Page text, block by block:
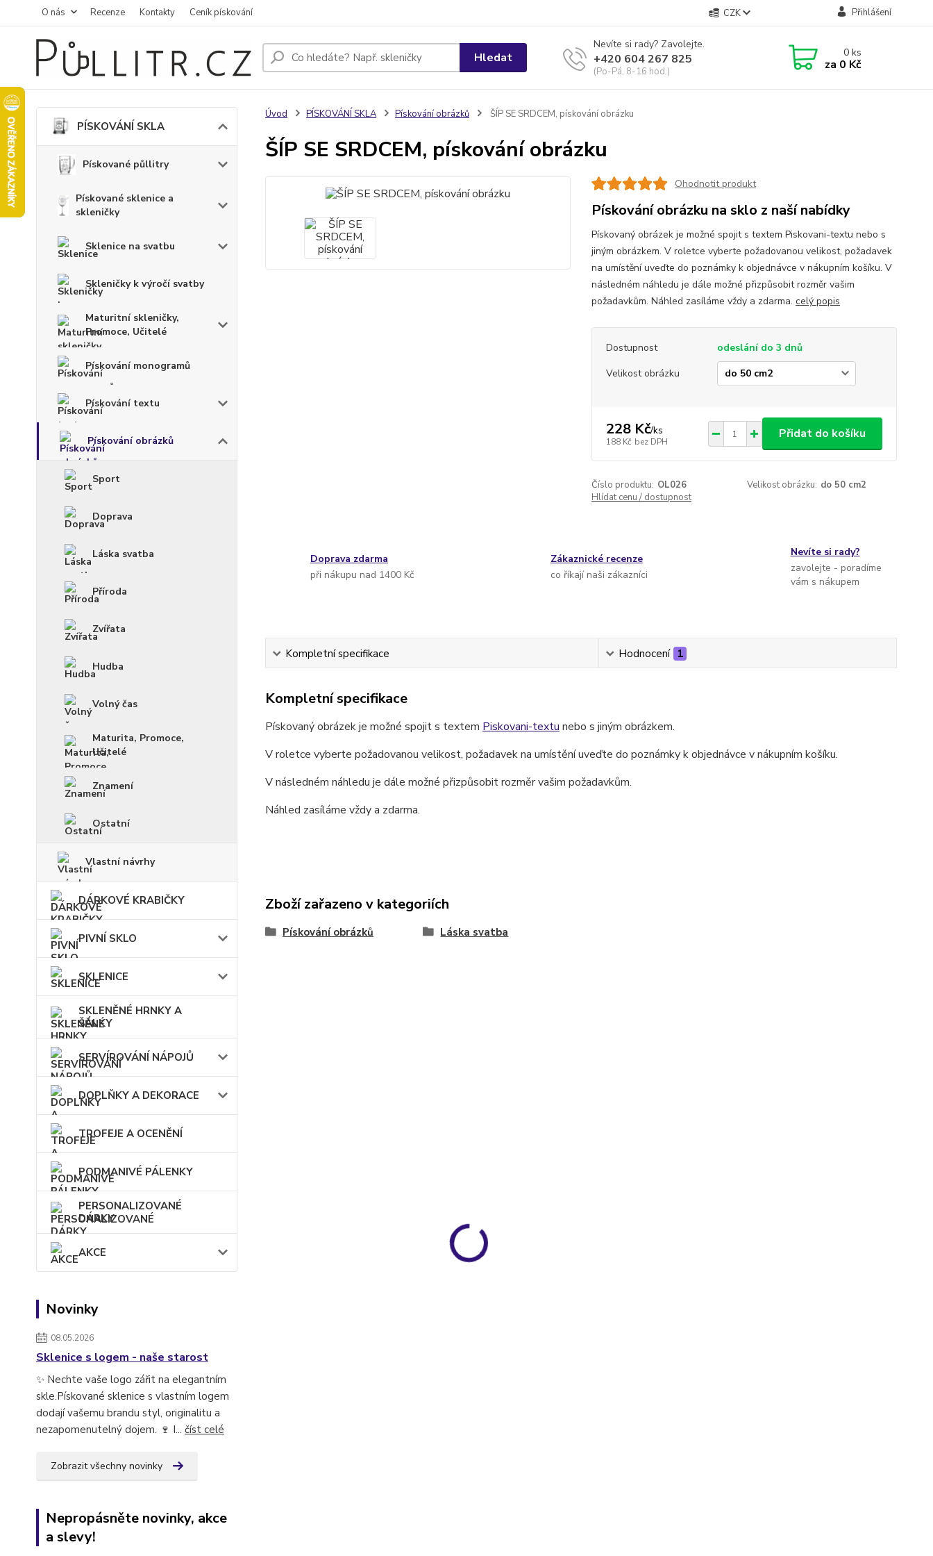
O nás Recenze Kontakty Ceník pískování CZK Přihlášení
Hledat
Nevíte si rady? Zavolejte.
+420 604 267 825
(Po-Pá, 8-16 hod.)
0ks
za 0 Kč
PÍSKOVÁNÍ SKLA
Pískované půllitry
Pískované sklenice a
skleničky
Sklenice na svatbu
Skleničky k výročí svatby
Maturitní skleničky,
Promoce, Učitelé
Pískování monogramů
Pískování textu
Pískování obrázků
Sport
Doprava
Láska svatba
Příroda
Zvířata
Hudba
Volný čas
Maturita, Promoce,
Učitelé
Znamení
Ostatní
Vlastní návrhy
DÁRKOVÉ KRABIČKY
PIVNÍ SKLO
SKLENICE
SKLENĚNÉ HRNKY A
ŠÁLKY
SERVÍROVÁNÍ NÁPOJŮ
DOPLŇKY A DEKORACE
TROFEJE A OCENĚNÍ
PODMANIVÉ PÁLENKY
PERSONALIZOVANÉ
DÁRKY
AKCE
Novinky
08.05.2026
Sklenice s logem - naše starost
✨ Nechte vaše logo zářit na elegantním
skle.Pískované sklenice s vlastním logem
dodají vašemu brandu styl, originalitu a
nezapomenutelný dojem. 🍷 I... číst celé
Zobrazit všechny novinky
Nepropásněte novinky, akce
a slevy!
Úvod PÍSKOVÁNÍ SKLA Pískování obrázků ŠÍP SE SRDCEM, pískování obrázku
ŠÍP SE SRDCEM, pískování obrázku
Ohodnotit produkt
Pískování obrázku na sklo z naší nabídky
Pískovaný obrázek je možné spojit s textem Piskovani-textu nebo s
jiným obrázkem. V roletce vyberte požadovanou velikost, požadavek
na umístění uveďte do poznámky k objednávce v nákupním košíku. V
následném náhledu je dále možné přizpůsobit rozměr vašim
požadavkům. Náhled zasíláme vždy a zdarma. celý popis
Dostupnost
odeslání do 3 dnů
Velikost obrázku
228 Kč/ks
188 Kč bez DPH
Přidat do košíku
Číslo produktu: OL026 Velikost obrázku: do 50 cm2
Hlídat cenu / dostupnost
Doprava zdarma
při nákupu nad 1400 Kč
Zákaznické recenze
co říkají naši zákazníci
Nevíte si rady?
zavolejte - poradíme
vám s nákupem
Kompletní specifikace Hodnocení 1
Kompletní specifikace
Pískovaný obrázek je možné spojit s textem Piskovani-textu nebo s jiným obrázkem.
V roletce vyberte požadovanou velikost, požadavek na umístění uveďte do poznámky k objednávce v nákupním košíku.
V následném náhledu je dále možné přizpůsobit rozměr vašim požadavkům.
Náhled zasíláme vždy a zdarma.
Zboží zařazeno v kategoriích
Pískování obrázků Láska svatba